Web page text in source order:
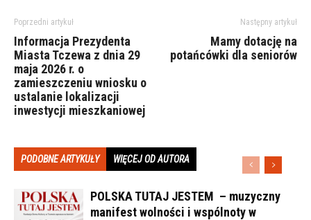
Poprzedni artykuł
Informacja Prezydenta
Miasta Tczewa z dnia 29
maja 2026 r. o
zamieszczeniu wniosku o
ustalanie lokalizacji
inwestycji mieszkaniowej
Następny artykuł
Mamy dotację na
potańcówki dla seniorów
PODOBNE ARTYKUŁY WIĘCEJ OD AUTORA
POLSKA TUTAJ JESTEM – muzyczny
manifest wolności i wspólnoty w